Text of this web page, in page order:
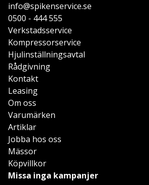
info@spikenservice.se
0500 - 444 555
Verkstadsservice
Kompressorservice
Hjulinställningsavtal
Rådgivning
Kontakt
Leasing
Om oss
Varumärken
Artiklar
Jobba hos oss
Mässor
Köpvillkor
Missa inga kampanjer